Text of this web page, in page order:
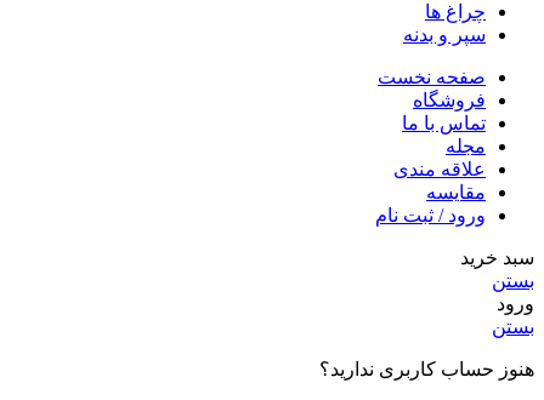
چراغ ها
سپر و بدنه
صفحه نخست
فروشگاه
تماس با ما
مجله
علاقه مندی
مقایسه
ورود / ثبت نام
سبد خرید
بستن
ورود
بستن
هنوز حساب کاربری ندارید؟